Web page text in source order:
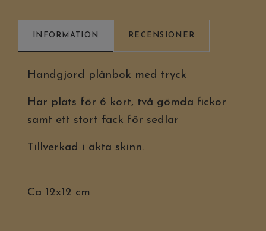
INFORMATION RECENSIONER
Handgjord plånbok med tryck
Har plats för 6 kort, två gömda fickor
samt ett stort fack för sedlar
Tillverkad i äkta skinn.
Ca 12x12 cm